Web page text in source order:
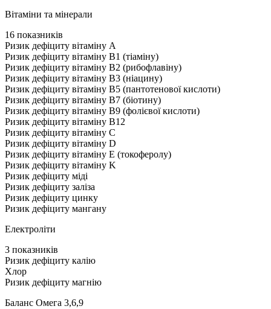
Вітаміни та мінерали
16 показників
Ризик дефіциту вітаміну А
Ризик дефіциту вітаміну В1 (тіаміну)
Ризик дефіциту вітаміну В2 (рибофлавіну)
Ризик дефіциту вітаміну В3 (ніацину)
Ризик дефіциту вітаміну В5 (пантотенової кислоти)
Ризик дефіциту вітаміну В7 (біотину)
Ризик дефіциту вітаміну В9 (фолієвої кислоти)
Ризик дефіциту вітаміну В12
Ризик дефіциту вітаміну С
Ризик дефіциту вітаміну D
Ризик дефіциту вітаміну Е (токоферолу)
Ризик дефіциту вітаміну K
Ризик дефіциту міді
Ризик дефіциту заліза
Ризик дефіциту цинку
Ризик дефіциту мангану
Електроліти
3 показників
Ризик дефіциту калію
Хлор
Ризик дефіциту магнію
Баланс Омега 3,6,9